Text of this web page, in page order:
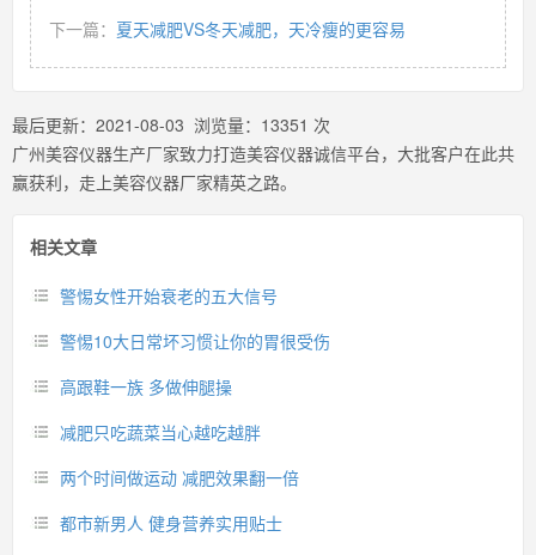
下一篇： 夏天减肥VS冬天减肥，天冷瘦的更容易
最后更新： 2021-08-03 浏览量： 13351 次
广州美容仪器生产厂家致力打造美容仪器诚信平台，大批客户在此共
赢获利，走上美容仪器厂家精英之路。
相关文章
警惕女性开始衰老的五大信号
警惕10大日常坏习惯让你的胃很受伤
高跟鞋一族 多做伸腿操
减肥只吃蔬菜当心越吃越胖
两个时间做运动 减肥效果翻一倍
都市新男人 健身营养实用贴士